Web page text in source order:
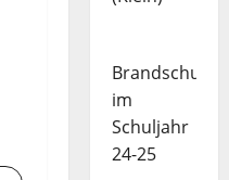
im
Schuljahr
24-25